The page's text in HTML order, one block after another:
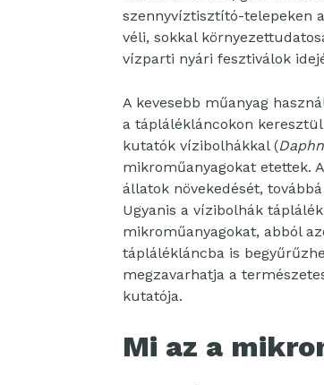
szennyvíztisztító-telepeken
véli, sokkal
vízparti nyári fesztiválok
A kevesebb műanyag
a táplálékláncokon
kutatók vízibolhákkal (
mikroműanyagokat etettek.
állatok növekedését,
Ugyanis a vízibolhák
mikroműanyagokat, abból
táplálékláncba is
megzavarhatja a
kutatója.
Mi az a